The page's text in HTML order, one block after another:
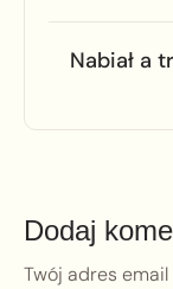
Nabiał a
Dodaj
Twój adres